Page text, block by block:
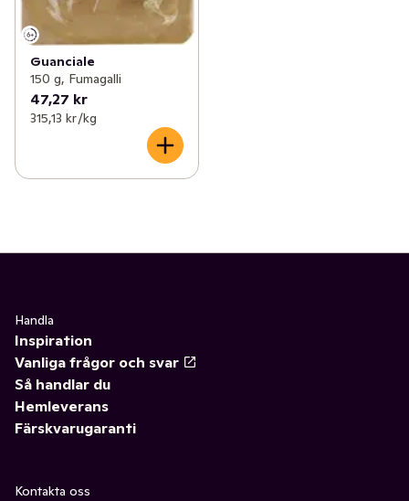
Guanciale
150 g, Fumagalli
47,27 kr
315,13 kr /kg
Handla
Inspiration
Vanliga frågor och svar
Så handlar du
Hemleverans
Färskvarugaranti
Kontakta oss